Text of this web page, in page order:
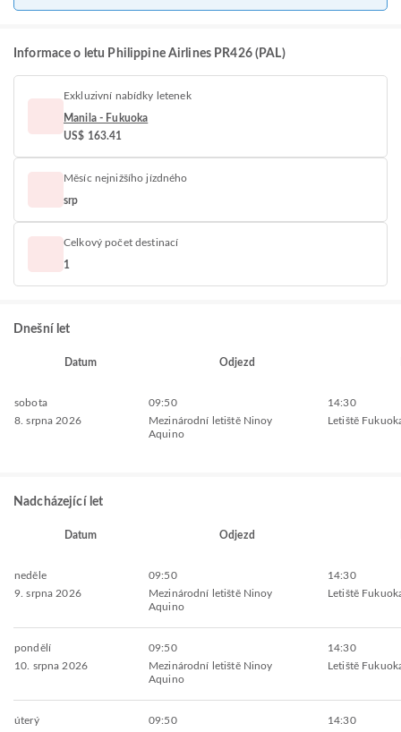
Informace o letu Philippine Airlines PR426 (PAL)
Exkluzivní nabídky letenek
Manila - Fukuoka
US$ 163.41
Měsíc nejnižšího jízdného
srp
Celkový počet destinací
1
Dnešní let
Datum Odjezd
sobota
8. srpna 2026
09:50
Mezinárodní letiště Ninoy
Aquino
14:30
Letiště
Nadcházející let
Datum Odjezd
neděle
9. srpna 2026
09:50
Mezinárodní letiště Ninoy
Aquino
14:30
Letiště
pondělí
10. srpna 2026
09:50
Mezinárodní letiště Ninoy
Aquino
14:30
Letiště
úterý
09:50
14:30